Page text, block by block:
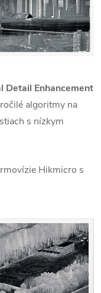
Detail Enhancement
algoritmy na
s nízkym
Hikmicro s